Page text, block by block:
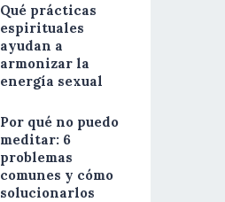
Qué prácticas
espirituales
ayudan a
armonizar la
energía sexual
Por qué no puedo
meditar: 6
problemas
comunes y cómo
solucionarlos